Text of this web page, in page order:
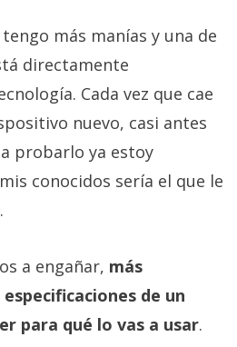
más manías y una de
directamente
Cada vez que cae
nuevo, casi antes
probarlo ya estoy
conocidos sería el que le
a engañar, más
de un
para qué lo vas a usar.